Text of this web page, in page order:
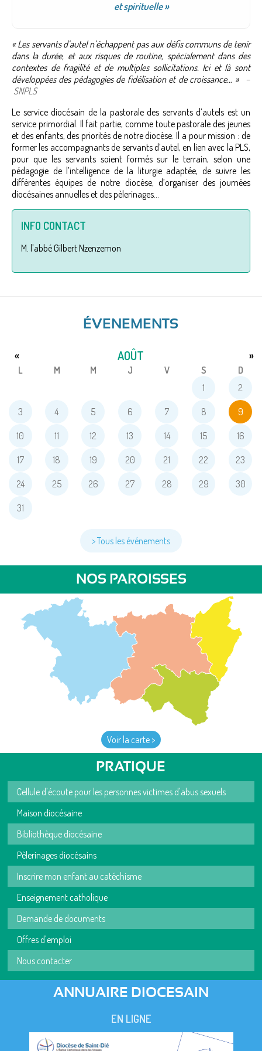
et spirituelle »
« Les servants d’autel n’échappent pas aux défis communs de tenir
dans la durée, et aux risques de routine, spécialement dans des
contextes de fragilité et de multiples sollicitations. Ici et là sont
développées des pédagogies de fidélisation et de croissance… »
–
SNPLS
Le service diocésain de la pastorale des servants d’autels est un
service primordial. Il fait partie, comme toute pastorale des jeunes
et des enfants, des priorités de notre diocèse. Il a pour mission : de
former les accompagnants de servants d’autel, en lien avec la PLS,
pour que les servants soient formés sur le terrain, selon une
pédagogie de l’intelligence de la liturgie adaptée, de suivre les
différentes équipes de notre diocèse, d’organiser des journées
diocésaines annuelles et des pèlerinages…
INFO CONTACT
M. l'abbé Gilbert Nzenzemon
ÉVENEMENTS
AOÛT
« »
L M M J V S
D
1
2
3 4 5 6 7 8 9
10 11 12 13 14 15 16
17 18 19 20 21 22 23
24 25 26 27 28 29 30
31
> Tous les événements
NOS PAROISSES
Voir la carte >
PRATIQUE
Cellule d'écoute pour les personnes victimes d'abus sexuels
Maison diocésaine
Bibliothèque diocésaine
Pèlerinages diocésains
Inscrire mon enfant au catéchisme
Enseignement catholique
Demande de documents
Offres d'emploi
Nous contacter
ANNUAIRE DIOCESAIN
EN LIGNE